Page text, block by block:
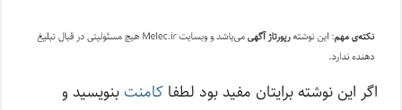
اگر این نوشته‌ برایتان مفید بود لطفاکامنت بنویسید و